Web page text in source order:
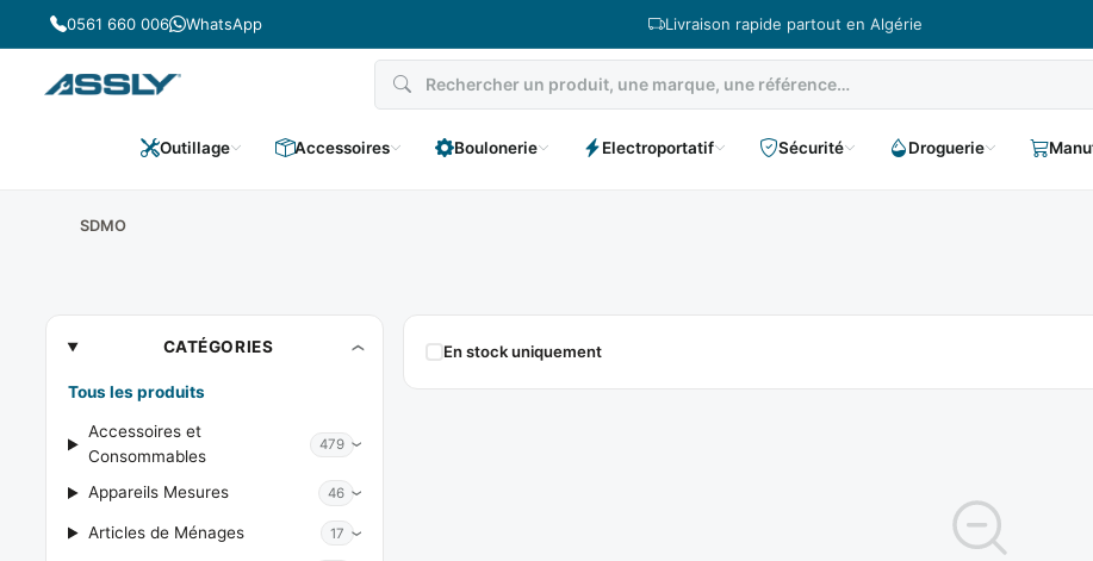
Passer
au
contenu
0561 660 006 WhatsApp Livraison rapide partout en Algérie
Outillage Accessoires Boulonerie Electroportatif Sécurité Droguerie
SDMO
SDMO CATÉGORIES
Tous les produits
Accessoires et
Consommables
479
Appareils Mesures 46
Articles de Ménages 17
En stock uniquement